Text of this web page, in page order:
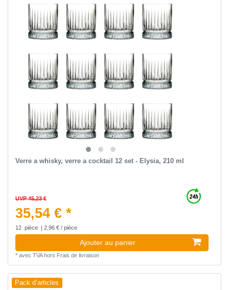
Verre a whisky, verre a cocktail 12 set - Elysia, 210 ml
UVP 45,23 €
35,54 € *
12 pièce | 2,96 € / pièce
Ajouter au panier
* avec TVAhors Frais de livraison
Pack d’articles